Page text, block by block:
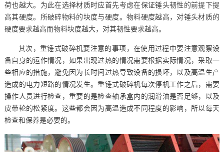
荷也越大。为此在选择材质时应首先考虑在保证锤头韧性的前提下提
高其硬度。所破碎物料的块度与硬度。物料硬度越高，对锤头材质的
硬度要求越高而物料块度越大，对其韧性要求越高。
其次，重锤式破碎机要注意的事项，在使用过程中要注意观察设
备自身的运作情况，如果出现过热的情况需要根据实际情况，采取一
些相应的措施，避免因为长时间过热导致设备的损坏，以及高温生产
造成的电力短路的情况发生。重锤式破碎机每次停机工作之后，需要
操作人员进行检查，重要的是检查轴承盒内的润滑油是否足够，以及
皮带轮的松紧度。这些都会因为高温造成不同程度的影响，所以每天
检查和保养是必要的。